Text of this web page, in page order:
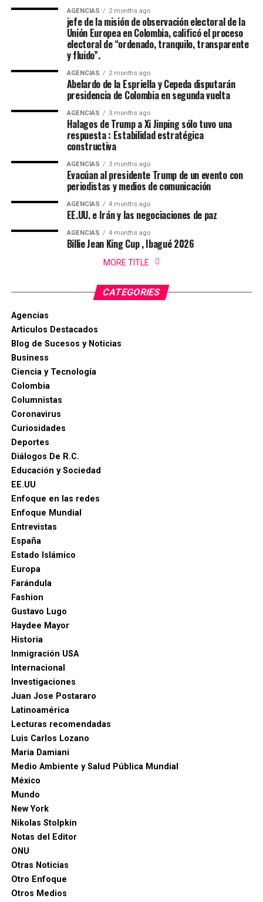
AGENCIAS 2 months ago
jefe de la misión de observación electoral de la
Unión Europea en Colombia, calificó el proceso
electoral de “ordenado, tranquilo, transparente
y fluido”.
AGENCIAS 2 months ago
Abelardo de la Espriella y Cepeda disputarán
presidencia de Colombia en segunda vuelta
AGENCIAS 3 months ago
Halagos de Trump a Xi Jinping sólo tuvo una
respuesta : Estabilidad estratégica
constructiva
AGENCIAS 3 months ago
Evacúan al presidente Trump de un evento con
periodistas y medios de comunicación
AGENCIAS 4 months ago
EE.UU. e Irán y las negociaciones de paz
AGENCIAS 4 months ago
Billie Jean King Cup , Ibagué 2026
MORE TITLE
CATEGORIES
Agencias
Articulos Destacados
Blog de Sucesos y Noticias
Business
Ciencia y Tecnología
Colombia
Columnistas
Coronavirus
Curiosidades
Deportes
Diálogos De R.C.
Educación y Sociedad
EE.UU
Enfoque en las redes
Enfoque Mundial
Entrevistas
España
Estado Islámico
Europa
Farándula
Fashion
Gustavo Lugo
Haydee Mayor
Historia
Inmigración USA
Internacional
Investigaciones
Juan Jose Postararo
Latinoamérica
Lecturas recomendadas
Luis Carlos Lozano
Maria Damiani
Medio Ambiente y Salud Pública Mundial
México
Mundo
New York
Nikolas Stolpkin
Notas del Editor
ONU
Otras Noticias
Otro Enfoque
Otros Medios